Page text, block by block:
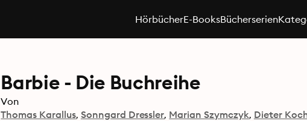
HörbücherE-BooksBücherserien
Barbie - Die Buchreihe
Von
Thomas Karallus Sonngard Dressler Marian Szymczyk Dieter